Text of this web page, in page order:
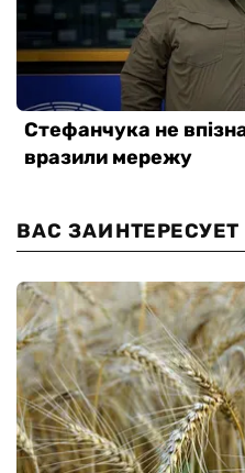
ВАС ЗАИНТЕРЕСУЕТ